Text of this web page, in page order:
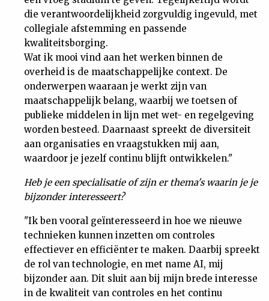
die verantwoordelijkheid zorgvuldig ingevuld, met
collegiale afstemming en passende
kwaliteitsborging.
Wat ik mooi vind aan het werken binnen de
overheid is de maatschappelijke context. De
onderwerpen waaraan je werkt zijn van
maatschappelijk belang, waarbij we toetsen of
publieke middelen in lijn met wet- en regelgeving
worden besteed. Daarnaast spreekt de diversiteit
aan organisaties en vraagstukken mij aan,
waardoor je jezelf continu blijft ontwikkelen."
Heb je een specialisatie of zijn er thema's waarin je je
bijzonder interesseert?
"Ik ben vooral geïnteresseerd in hoe we nieuwe
technieken kunnen inzetten om controles
effectiever en efficiënter te maken. Daarbij spreekt
de rol van technologie, en met name AI, mij
bijzonder aan. Dit sluit aan bij mijn brede interesse
in de kwaliteit van controles en het continu